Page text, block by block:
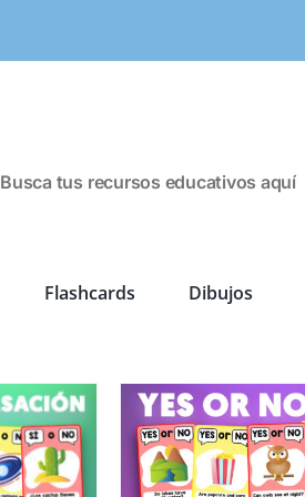
Busca tus recursos educativos aquí
Flashcards Dibujos